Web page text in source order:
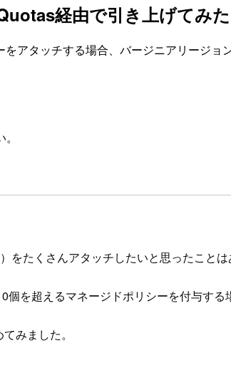
経由で引き上げてみた
アタッチする場合、バージニアリージョ
たくさんアタッチしたいと思ったことは
を超えるマネージドポリシーを付与する
みました。